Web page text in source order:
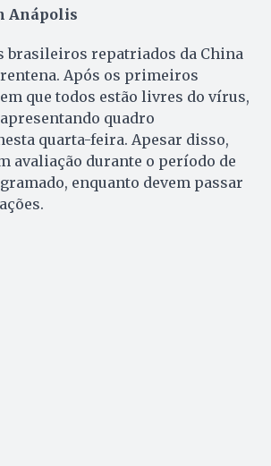
Anápolis
brasileiros repatriados da China
Após os primeiros
que todos estão livres do vírus,
quadro
quarta-feira. Apesar disso,
avaliação durante o período de
enquanto devem passar